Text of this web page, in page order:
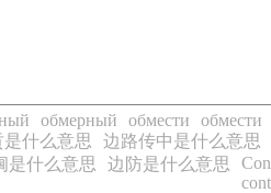
обмерный обмести обмести
是什么意思 边路传中是什么意思
是什么意思 边防是什么意思